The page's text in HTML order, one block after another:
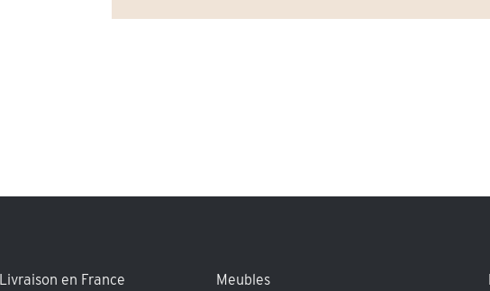
Livraison en France Meubles